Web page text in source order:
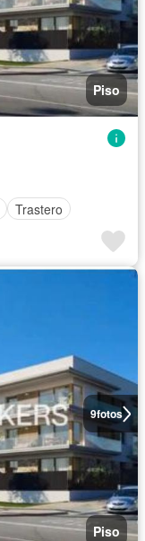
Piso
Trastero
9fotos
Piso